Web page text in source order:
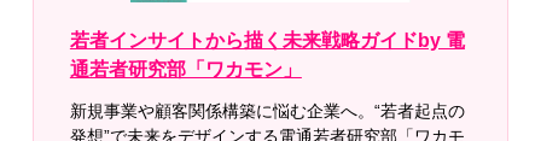
若者インサイトから描く未来戦略ガイドby 電
通若者研究部「ワカモン」
新規事業や顧客関係構築に悩む企業へ。“若者起点の
発想”で未来をデザインする電通若者研究部「ワカモ